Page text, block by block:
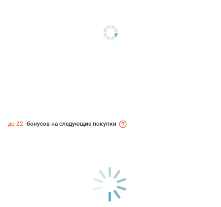
до 22 бонусов на следующие покупки